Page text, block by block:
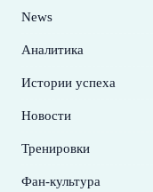
News
Аналитика
Истории успеха
Новости
Тренировки
Фан-культура